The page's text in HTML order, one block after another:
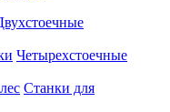
Четырехстоечные
Станки для